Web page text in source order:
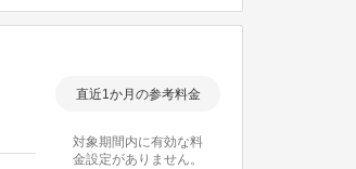
直近1か月の参考料金
対象期間内に有効な料
金設定がありません。